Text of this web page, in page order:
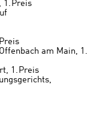
Preis
am Main, 1.
1. Preis